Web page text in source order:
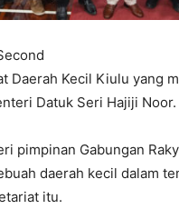
Daerah Kecil Kiulu yang
Datuk Seri Hajiji Noor.
pimpinan Gabungan
daerah kecil dalam
itu.